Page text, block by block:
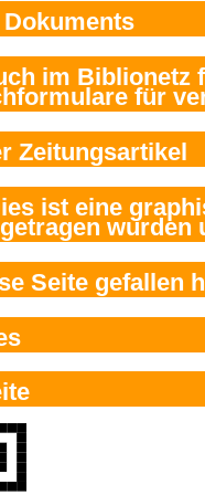
Zeitungsartikel
Seite gefallen